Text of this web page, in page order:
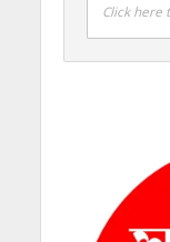
Click here